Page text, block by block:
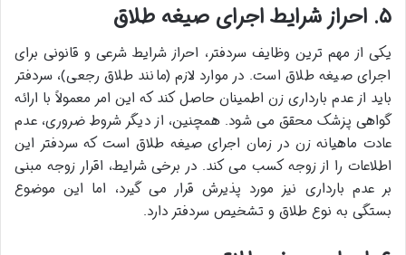
۵. احراز شرایط اجرای صیغه طلاق
یکی از مهم ترین وظایف سردفتر، احراز شرایط شرعی و قانونی برای
اجرای صیغه طلاق است. در موارد لازم (مانند طلاق رجعی)، سردفتر
باید از عدم بارداری زن اطمینان حاصل کند که این امر معمولاً با ارائه
گواهی پزشک محقق می شود. همچنین، از دیگر شروط ضروری، عدم
عادت ماهیانه زن در زمان اجرای صیغه طلاق است که سردفتر این
اطلاعات را از زوجه کسب می کند. در برخی شرایط، اقرار زوجه مبنی
بر عدم بارداری نیز مورد پذیرش قرار می گیرد، اما این موضوع
بستگی به نوع طلاق و تشخیص سردفتر دارد.